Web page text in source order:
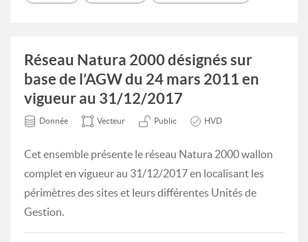
Réseau Natura 2000 désignés sur
base de l’AGW du 24 mars 2011 en
vigueur au 31/12/2017
Donnée Vecteur Public HVD
Cet ensemble présente le réseau Natura 2000 wallon
complet en vigueur au 31/12/2017 en localisant les
périmètres des sites et leurs différentes Unités de
Gestion.